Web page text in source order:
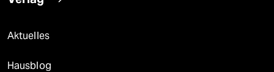
Aktuelles
Hausblog